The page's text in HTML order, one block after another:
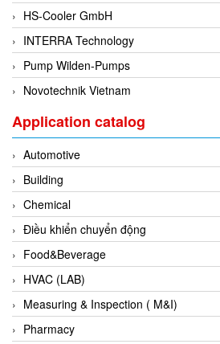
Gardasoft
GASDNA Vietnam
Gasensor
Gave
GD GODAI ENGINEERING
GE Panametrics
GEDORE
GEFA PROCESSTECHNIK GMBH
Gefran
Gems Sensor
Gemu
GENEBRE
Genesislamp
HS-Cooler GmbH
INTERRA Technology
Pump Wilden-Pumps
Novotechnik Vietnam
Application catalog
Automotive
Building
Chemical
Điều khiển chuyển động
Food&Beverage
HVAC (LAB)
Measuring & Inspection ( M&I)
Pharmacy